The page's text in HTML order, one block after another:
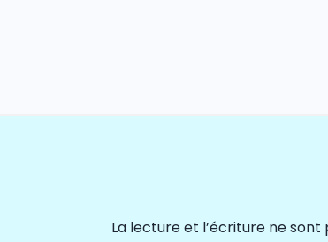
La lecture et l’écriture ne sont